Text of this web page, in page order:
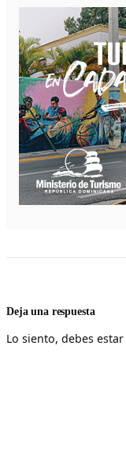
Deja una respuesta
Lo siento, debes estar